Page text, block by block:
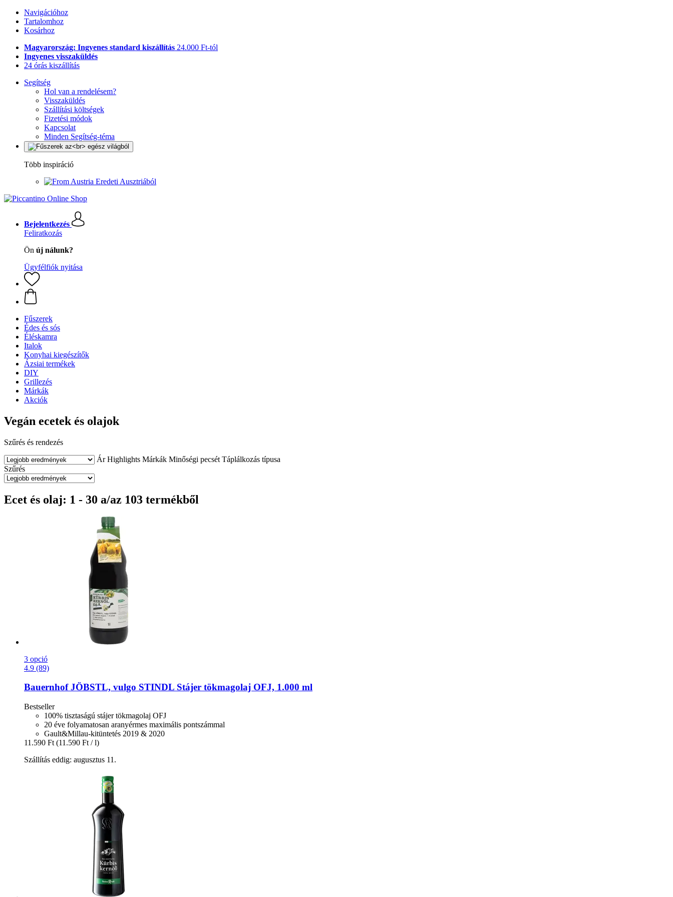
Navigációhoz
Tartalomhoz
Kosárhoz
Magyarország: Ingyenes standard kiszállítás 24.000 Ft-tól
Ingyenes visszaküldés
24 órás kiszállítás
Segítség
Hol van a rendelésem?
Visszaküldés
Szállítási költségek
Fizetési módok
Kapcsolat
Minden Segítség-téma
Több inspiráció
Eredeti Ausztriából
Bejelentkezés
Feliratkozás
Ön új nálunk?
Ügyfélfiók nyitása
Fűszerek
Édes és sós
Éléskamra
Italok
Konyhai kiegészítők
Ázsiai termékek
DIY
Grillezés
Márkák
Akciók
Vegán ecetek és olajok
Szűrés és rendezés
Ár Highlights Márkák Minőségi pecsét Táplálkozás típusa
Szűrés
Ecet és olaj: 1 - 30 a/az 103 termékből
3 opció
4.9 (89)
Bauernhof JÖBSTL, vulgo STINDL Stájer tökmagolaj OFJ, 1.000 ml
Bestseller
100% tisztaságú stájer tökmagolaj OFJ
20 éve folyamatosan aranyérmes maximális pontszámmal
Gault&Millau-kitüntetés 2019 & 2020
11.590 Ft (11.590 Ft / l)
Szállítás eddig: augusztus 11.